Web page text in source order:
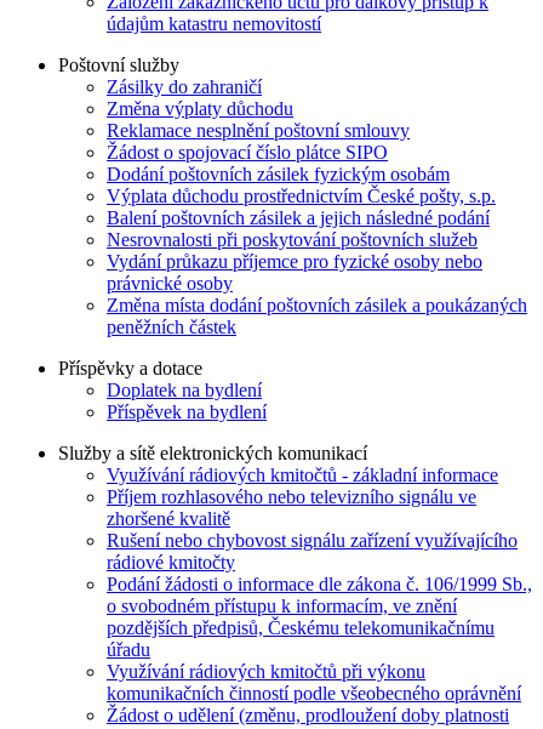
údajům katastru nemovitostí
Poštovní služby
Zásilky do zahraničí
Změna výplaty důchodu
Reklamace nesplnění poštovní smlouvy
Žádost o spojovací číslo plátce SIPO
Dodání poštovních zásilek fyzickým osobám
Výplata důchodu prostřednictvím České pošty, s.p.
Balení poštovních zásilek a jejich následné podání
Nesrovnalosti při poskytování poštovních služeb
Vydání průkazu příjemce pro fyzické osoby nebo
právnické osoby
Změna místa dodání poštovních zásilek a poukázaných
peněžních částek
Příspěvky a dotace
Doplatek na bydlení
Příspěvek na bydlení
Služby a sítě elektronických komunikací
Využívání rádiových kmitočtů - základní informace
Příjem rozhlasového nebo televizního signálu ve
zhoršené kvalitě
Rušení nebo chybovost signálu zařízení využívajícího
rádiové kmitočty
Podání žádosti o informace dle zákona č. 106/1999 Sb.,
o svobodném přístupu k informacím, ve znění
pozdějších předpisů, Českému telekomunikačnímu
úřadu
Využívání rádiových kmitočtů při výkonu
komunikačních činností podle všeobecného oprávnění
Žádost o udělení (změnu, prodloužení doby platnosti